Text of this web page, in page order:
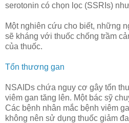
serotonin có chọn lọc (SSRIs)
Một nghiên cứu cho biết, những
sẽ kháng với thuốc chống trầm
của thuốc.
Tổn thương gan
NSAIDs chứa nguy cơ gây tổn
viêm gan tăng lên. Một bác sỹ
Các bệnh nhân mắc bệnh viêm
không nên sử dụng thuốc giảm